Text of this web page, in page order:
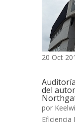
20 Oct
del
por
Eficiencia